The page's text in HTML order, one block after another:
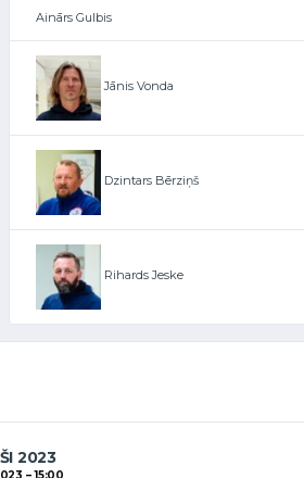
Ainārs Gulbis
Jānis Vonda
Dzintars Bērziņš
Rihards Jeske
2023